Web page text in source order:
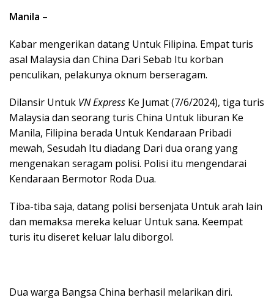
Manila –
Kabar mengerikan datang Untuk Filipina. Empat turis
asal Malaysia dan China Dari Sebab Itu korban
penculikan, pelakunya oknum berseragam.
Dilansir Untuk VN Express Ke Jumat (7/6/2024), tiga turis
Malaysia dan seorang turis China Untuk liburan Ke
Manila, Filipina berada Untuk Kendaraan Pribadi
mewah, Sesudah Itu diadang Dari dua orang yang
mengenakan seragam polisi. Polisi itu mengendarai
Kendaraan Bermotor Roda Dua.
Tiba-tiba saja, datang polisi bersenjata Untuk arah lain
dan memaksa mereka keluar Untuk sana. Keempat
turis itu diseret keluar lalu diborgol.
Dua warga Bangsa China berhasil melarikan diri.